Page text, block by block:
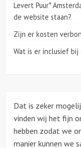
Levert Puur*
de website staan?
Zijn er kosten
Wat is er inclusief bij
Dat is zeker
vinden wij het fijn
hebben zodat we
manier kunnen we